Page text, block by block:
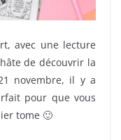
avec une lecture
de découvrir la
novembre, il y a
pour que vous
tome 🙂